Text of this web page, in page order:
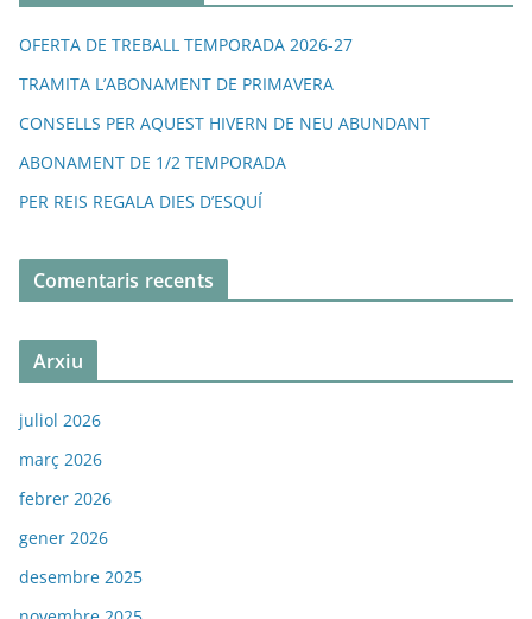
OFERTA DE TREBALL TEMPORADA 2026-27
TRAMITA L’ABONAMENT DE PRIMAVERA
CONSELLS PER AQUEST HIVERN DE NEU ABUNDANT
ABONAMENT DE 1/2 TEMPORADA
PER REIS REGALA DIES D’ESQUÍ
Comentaris recents
Arxiu
juliol 2026
març 2026
febrer 2026
gener 2026
desembre 2025